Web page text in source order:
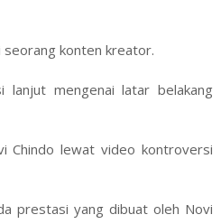
seorang konten kreator.
lanjut mengenai latar belakang
Chindo lewat video kontroversi
prestasi yang dibuat oleh Novi